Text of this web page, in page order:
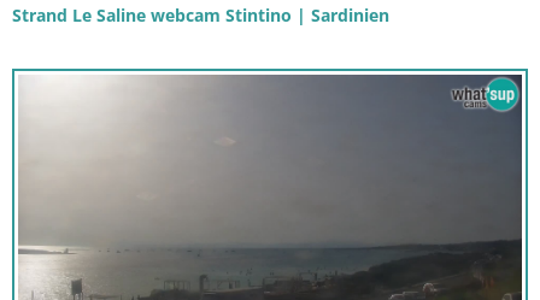
Strand Le Saline webcam Stintino | Sardinien